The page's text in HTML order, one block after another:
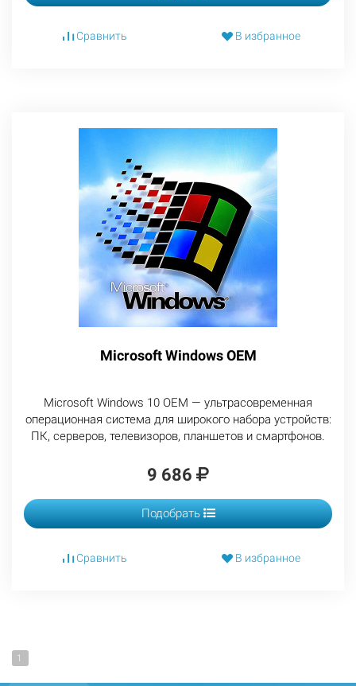
Сравнить В избранное
Microsoft Windows OEM
Microsoft Windows 10 OEM — ультрасовременная
операционная система для широкого набора устройств:
ПК, серверов, телевизоров, планшетов и смартфонов.
9 686
Подобрать
Сравнить В избранное
1